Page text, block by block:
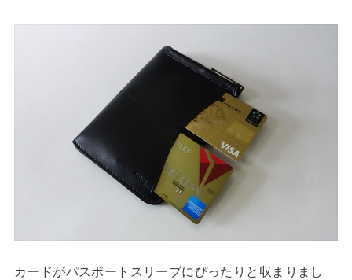
カードがパスポートスリーブにぴったりと収まりまし